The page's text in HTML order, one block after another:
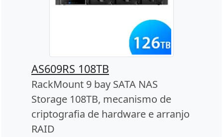
AS609RS 108TB
RackMount 9 bay SATA NAS
Storage 108TB, mecanismo de
criptografia de hardware e arranjo
RAID